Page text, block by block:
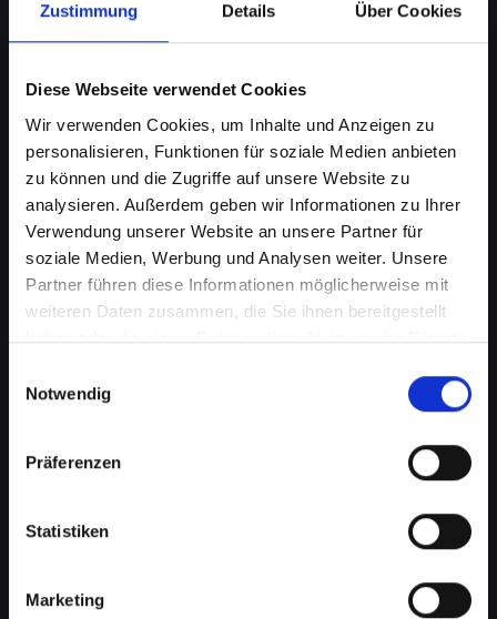
Zustimmung Details Über Cookies
Diese Webseite verwendet Cookies
Wir verwenden Cookies, um Inhalte und Anzeigen zu
personalisieren, Funktionen für soziale Medien anbieten
zu können und die Zugriffe auf unsere Website zu
analysieren. Außerdem geben wir Informationen zu Ihrer
Verwendung unserer Website an unsere Partner für
soziale Medien, Werbung und Analysen weiter. Unsere
Partner führen diese Informationen möglicherweise mit
weiteren Daten zusammen, die Sie ihnen bereitgestellt
haben oder die sie im Rahmen Ihrer Nutzung der Dienste
Notwendig
Präferenzen
Statistiken
Marketing
Displayprobleme bei Ihrem
IPHONE-11 in Abtenau schnell
Ein beschädigtes oder defektes Display bei
Ihrem IPHONE-11 kann mehr als nur ein
optisches Ärgernis sein. Es beeinträchtigt die
Benutzerfreundlichkeit, verringert die
Lesbarkeit und kann sogar die Touch-
Funktionalität einschränken. Von Rissen bis zu